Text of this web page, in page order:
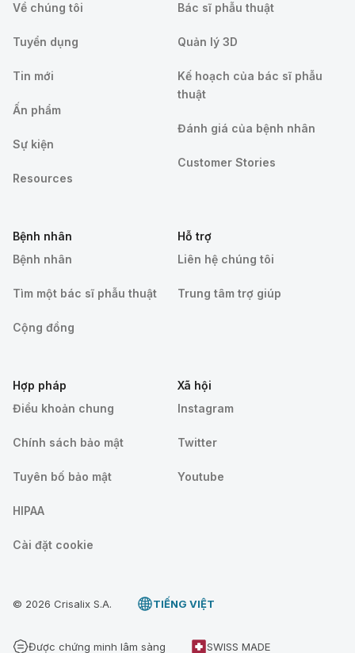
Về chúng tôi
Tuyển dụng
Tin mới
Ấn phẩm
Sự kiện
Resources
Bác sĩ phẫu thuật
Quản lý 3D
Kế hoạch của bác sĩ phẫu
thuật
Đánh giá của bệnh nhân
Customer Stories
Bệnh nhân
Bệnh nhân
Tìm một bác sĩ phẫu thuật
Cộng đồng
Hỗ trợ
Liên hệ chúng tôi
Trung tâm trợ giúp
Hợp pháp
Điều khoản chung
Chính sách bảo mật
Tuyên bố bảo mật
HIPAA
Cài đặt cookie
Xã hội
Instagram
Twitter
Youtube
© 2026 Crisalix S.A. TIẾNG VIỆT
Được chứng minh lâm sàng SWISS MADE